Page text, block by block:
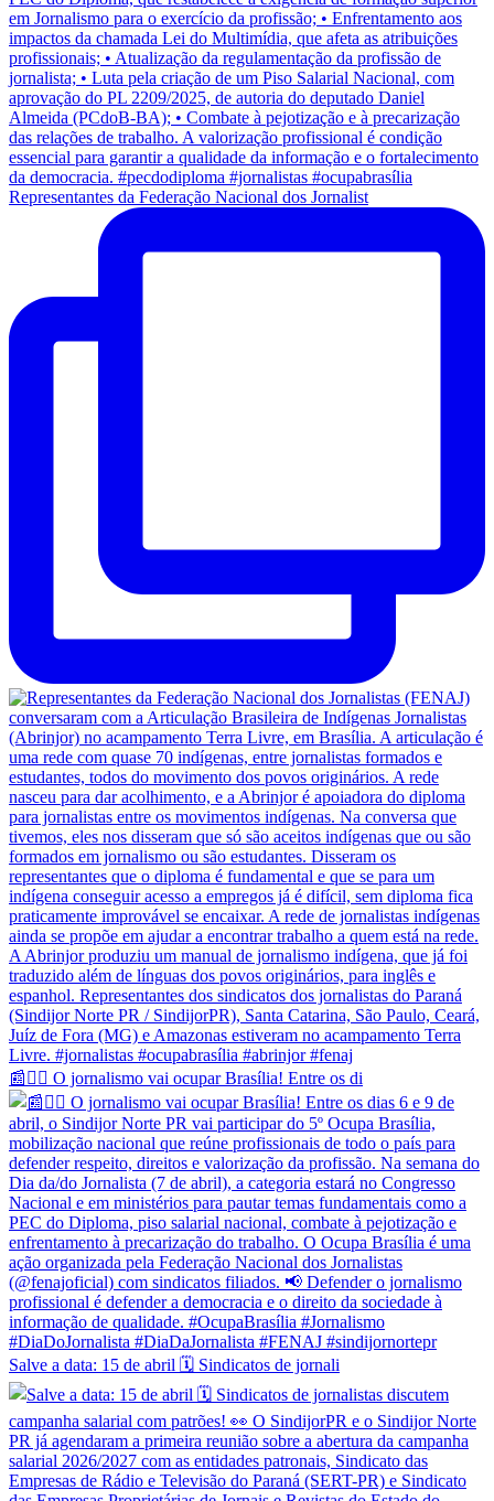
Representantes da Federação Nacional dos Jornalist
📰✊🏽 O jornalismo vai ocupar Brasília! Entre os di
Salve a data: 15 de abril 🗓️ Sindicatos de jornali